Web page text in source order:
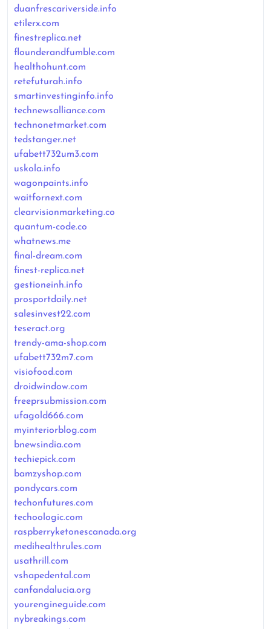
duanfrescariverside.info
etilerx.com
finestreplica.net
flounderandfumble.com
healthohunt.com
retefuturah.info
smartinvestinginfo.info
technewsalliance.com
technonetmarket.com
tedstanger.net
ufabett732um3.com
uskola.info
wagonpaints.info
waitfornext.com
clearvisionmarketing.co
quantum-code.co
whatnews.me
final-dream.com
finest-replica.net
gestioneinh.info
prosportdaily.net
salesinvest22.com
teseract.org
trendy-ama-shop.com
ufabett732m7.com
visiofood.com
droidwindow.com
freeprsubmission.com
ufagold666.com
myinteriorblog.com
bnewsindia.com
techiepick.com
bamzyshop.com
pondycars.com
techonfutures.com
techoologic.com
raspberryketonescanada.org
medihealthrules.com
usathrill.com
vshapedental.com
canfandalucia.org
yourengineguide.com
nybreakings.com